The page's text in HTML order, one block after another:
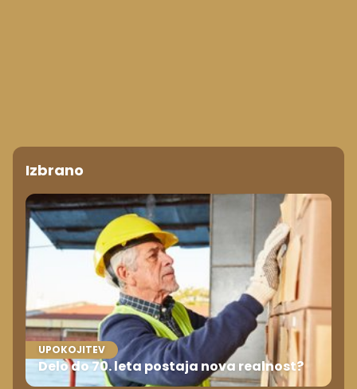
Izbrano
UPOKOJITEV
Delo do 70. leta postaja nova realnost?